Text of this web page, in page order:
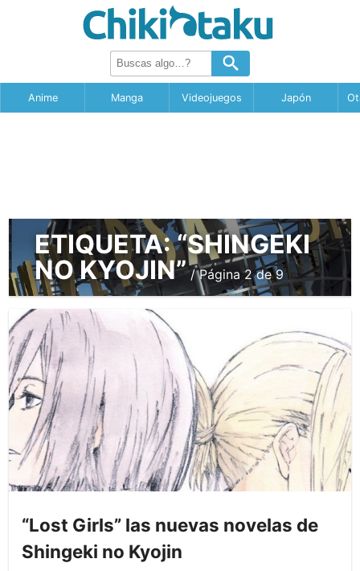
Anime Manga Videojuegos Japón
ETIQUETA:“SHINGEKI
NO KYOJIN”/ Página 2 de 9
“Lost Girls” las nuevas novelas de
Shingeki no Kyojin